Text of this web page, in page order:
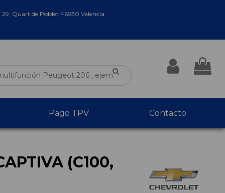
29, Quart de Poblet 46930 Valencia
Pago TPV Contacto
(C100,